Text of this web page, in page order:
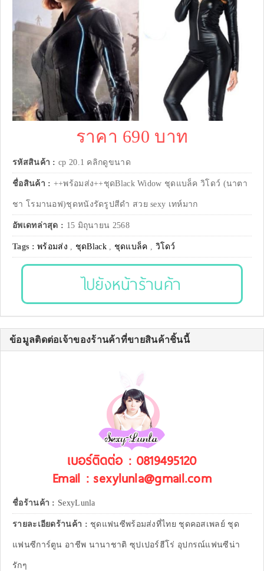
ราคา 690 บาท
รหัสสินค้า : cp 20.1 คลิกดูขนาด
ชื่อสินค้า : ++พร้อมส่ง++ชุดBlack Widow ชุดแบล็ค วิโดว์ (นาตา
ชา โรมานอฟ)ชุดหนังรัดรูปสีดำ สวย sexy เทห์มาก
อัพเดทล่าสุด : 15 มิถุนายน 2568
Tags :พร้อมส่ง , ชุดBlack, ชุดแบล็ค , วิโดว์
ไปยังหน้าร้านค้า
ข้อมูลติดต่อเจ้าของร้านค้าที่ขายสินค้าชิ้นนี้
เบอร์ติดต่อ : 0819495120
Email : sexylunla@gmail.com
ชื่อร้านค้า : SexyLunla
รายละเอียดร้านค้า : ชุดแฟนซีพร้อมส่งที่ไทย ชุดคอสเพลย์ ชุด
แฟนซีการ์ตูน อาชีพ นานาชาติ ซุปเปอร์ฮีโร่ อุปกรณ์แฟนซีน่า
รักๆ